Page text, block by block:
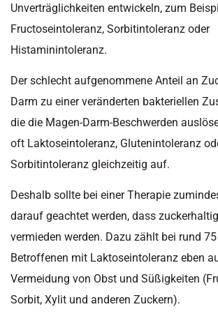
Unverträglichkeiten entwickeln, zum
Fructoseintoleranz, Sorbitintoleranz oder
Histaminintoleranz.
Der schlecht aufgenommene Anteil an
Darm zu einer veränderten bakteriellen
die die Magen-Darm-Beschwerden
oft Laktoseintoleranz, Glutenintoleranz
Sorbitintoleranz gleichzeitig auf.
Deshalb sollte bei einer Therapie
darauf geachtet werden, dass
vermieden werden. Dazu zählt bei rund 75
Betroffenen mit Laktoseintoleranz eben
Vermeidung von Obst und Süßigkeiten
Sorbit, Xylit und anderen Zuckern).